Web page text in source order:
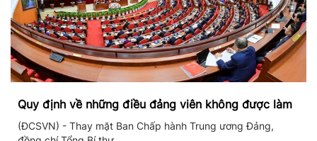
Quy định về những điều đảng viên không được làm
(ĐCSVN) - Thay mặt Ban Chấp hành Trung ương Đảng,